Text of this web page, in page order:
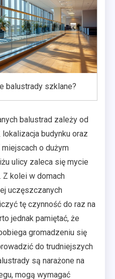
balustrady szklane?
balustrad zależy od
budynku oraz
o dużym
ulicy zaleca się mycie
Z kolei w domach
uczęszczanych
tę czynność do raz na
jednak pamiętać, że
gromadzeniu się
do trudniejszych
są narażone na
mogą wymagać